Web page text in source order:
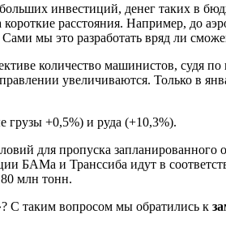
инвестиций, денег таких в
расстояния. Например, до
Сами мы это разработать вряд ли
количество машинистов, судя
увеличиваются. Только в
+0,5%) и руда (+10,3%).
для пропуска
БАМа и Транссиба идут в
млн тонн.
С таким вопросом мы обратились к